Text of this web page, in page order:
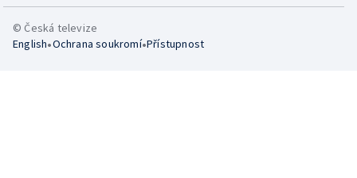
© Česká televize
English•Ochrana soukromí•Přístupnost